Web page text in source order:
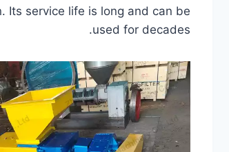
Its service life is long and can be
used for decades.